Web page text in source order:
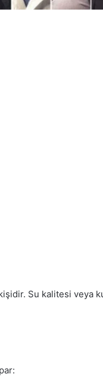
Su kalitesi veya